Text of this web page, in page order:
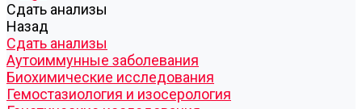
Cдать анализы
Назад
Cдать анализы
Аутоиммунные заболевания
Биохимические исследования
Гемостазиология и изосерология